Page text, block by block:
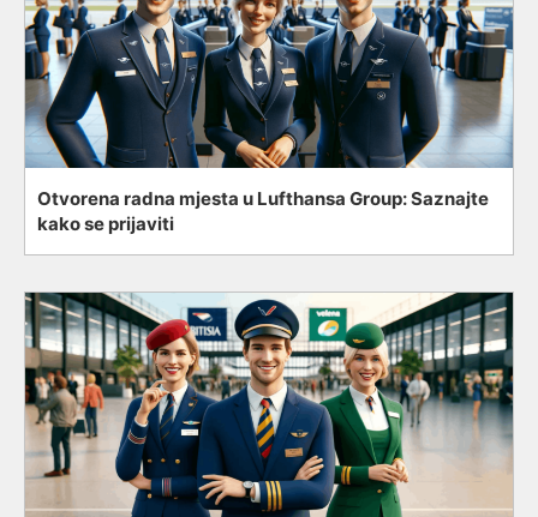
Otvorena radna mjesta u Lufthansa Group: Saznajte
kako se prijaviti